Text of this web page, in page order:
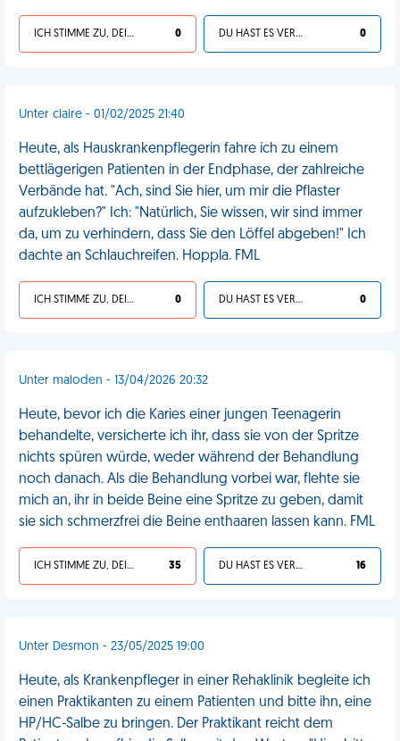
ICH STIMME ZU, DEIN LEBEN IST SCHEISSE 0 DU HAST ES VERDIENT 0
Unter claire - 01/02/2025 21:40
Heute, als Hauskrankenpflegerin fahre ich zu einem
bettlägerigen Patienten in der Endphase, der zahlreiche
Verbände hat. "Ach, sind Sie hier, um mir die Pflaster
aufzukleben?" Ich: "Natürlich, Sie wissen, wir sind immer
da, um zu verhindern, dass Sie den Löffel abgeben!" Ich
dachte an Schlauchreifen. Hoppla. FML
ICH STIMME ZU, DEIN LEBEN IST SCHEISSE 0 DU HAST ES VERDIENT 0
Unter maloden - 13/04/2026 20:32
Heute, bevor ich die Karies einer jungen Teenagerin
behandelte, versicherte ich ihr, dass sie von der Spritze
nichts spüren würde, weder während der Behandlung
noch danach. Als die Behandlung vorbei war, flehte sie
mich an, ihr in beide Beine eine Spritze zu geben, damit
sie sich schmerzfrei die Beine enthaaren lassen kann. FML
ICH STIMME ZU, DEIN LEBEN IST SCHEISSE 35 DU HAST ES VERDIENT 16
Unter Desmon - 23/05/2025 19:00
Heute, als Krankenpfleger in einer Rehaklinik begleite ich
einen Praktikanten zu einem Patienten und bitte ihn, eine
HP/HC-Salbe zu bringen. Der Praktikant reicht dem